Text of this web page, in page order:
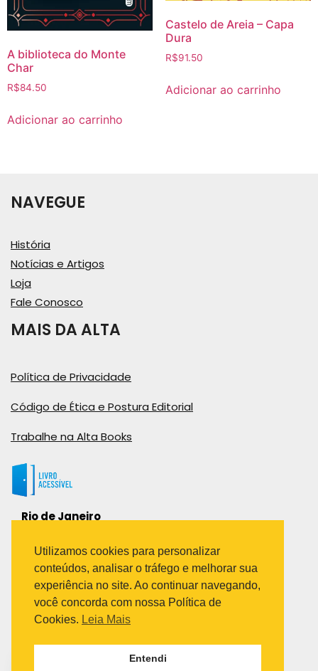
A biblioteca do Monte
Char
R$84.50
Adicionar ao carrinho
Castelo de Areia – Capa
Dura
R$91.50
Adicionar ao carrinho
NAVEGUE
História
Notícias e Artigos
Loja
Fale Conosco
MAIS DA ALTA
Política de Privacidade
Código de Ética e Postura Editorial
Trabalhe na Alta Books
Rio de Janeiro
Bairro Industrial do Jacaré
Rio de Janeiro – RJ – CEP: 20970-031
Telefone:
(21) 3278-8069
(21) 3995-7512
Utilizamos cookies para personalizar
conteúdos, analisar o tráfego e melhorar sua
experiência no site. Ao continuar navegando,
você concorda com nossa Política de
Cookies. Leia Mais
Entendi